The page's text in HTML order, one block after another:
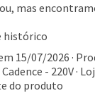
para quem não
hora.
com
mas
histórico
15/07/2026 ·
- 220V ·
do produto